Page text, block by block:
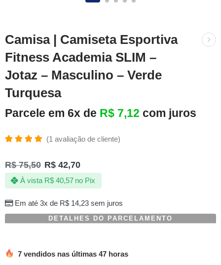
Camisa | Camiseta Esportiva
Fitness Academia SLIM –
Jotaz – Masculino – Verde
Turquesa
Parcele em 6x de R$ 7,12 com juros
5.00de 5,
com
baseado
em
de
cliente
(1 avaliação de cliente)
R$75,50 R$ 42,70
Em até 3x de R$14,23sem juros
À vista R$40,57 no Pix
DETALHES DO PARCELAMENTO
7 vendidos nas últimas 47 horas